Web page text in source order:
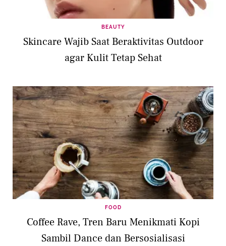
BEAUTY
Skincare Wajib Saat Beraktivitas Outdoor
agar Kulit Tetap Sehat
FOOD
Coffee Rave, Tren Baru Menikmati Kopi
Sambil Dance dan Bersosialisasi